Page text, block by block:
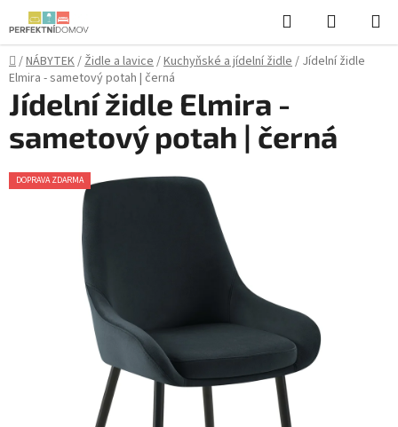
Přejít
na
obsah
Hledat
KOŠÍK
Domů
/NÁBYTEK/Židle a lavice/Kuchyňské a jídelní židle/ Jídelní židle
Elmira - sametový potah | černá
Jídelní židle Elmira -
sametový potah | černá
DOPRAVA ZDARMA